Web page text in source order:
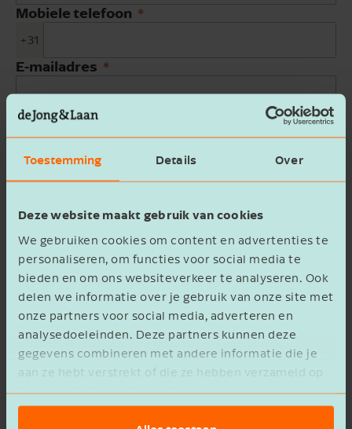
Toestemming Details Over
Deze website maakt gebruik van cookies
We gebruiken cookies om content en advertenties te
personaliseren, om functies voor social media te
bieden en om ons websiteverkeer te analyseren. Ook
delen we informatie over je gebruik van onze site met
onze partners voor social media, adverteren en
analysedoeleinden. Deze partners kunnen deze
gegevens combineren met andere informatie die je
aan ze hebt verstrekt of die ze hebben verzameld op
basis van het gebruik van hun services.
Mobiele telefoon
+31
E-mailadres
Bedrijfsnaam
Ik ga akkoord met hetprivacy statement
Verzenden